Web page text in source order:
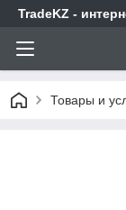
TradeKZ -
Товары и